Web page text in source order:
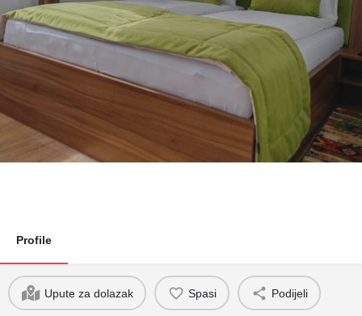
Profile
Upute za dolazak Spasi Podijeli